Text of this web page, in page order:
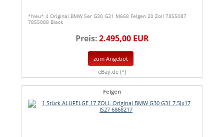
*Neu* 4 Original BMW 5er G30 G31 M668 Felgen 20 Zoll 7855087
7855088 Black
Preis:2.495,00 EUR
zum Angebot
eBay.de (*)
Felgen